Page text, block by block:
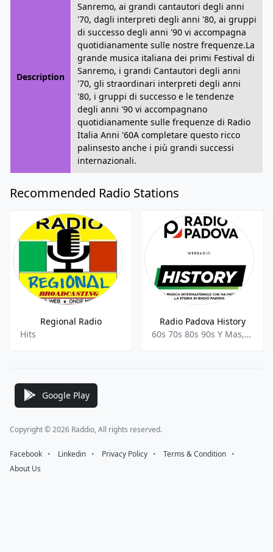
Description
Sanremo, ai grandi cantautori degli anni
'70, dagli interpreti degli anni '80, ai gruppi
di successo degli anni '90 vi accompagna
quotidianamente sulle nostre frequenze.La
grande musica italiana dei primi Festival di
Sanremo, i grandi Cantautori degli anni
'70, gli straordinari interpreti degli anni
'80, i gruppi di successo e le tendenze
degli anni '90 vi accompagnano
quotidianamente sulle frequenze di Radio
Italia Anni '60A completare questo ricco
palinsesto anche i più grandi successi
internazionali.
Recommended Radio Stations
Regional Radio
Hits
Radio Padova History
60s 70s 80s 90s Y Mas,80s 90s Hits,100%music,
Google Play
Copyright © 2026 Raddio, All rights reserved.
Facebook ⠀•⠀ Linkedin ⠀•⠀ Privacy Policy ⠀•⠀ Terms & Condition ⠀•⠀
About Us